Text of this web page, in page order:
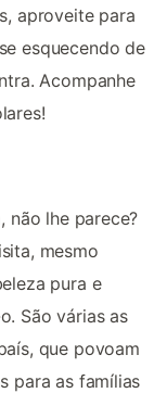
aproveite para
esquecendo de
Acompanhe
não lhe parece?
mesmo
pura e
São várias as
que povoam
para as famílias